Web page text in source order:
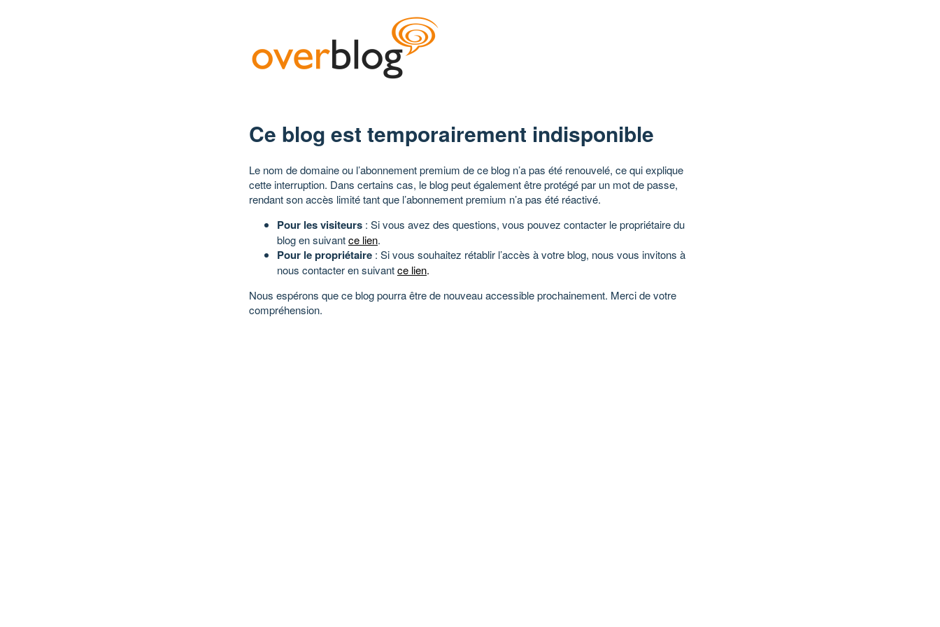
Ce blog est temporairement indisponible
Le nom de domaine ou l’abonnement premium de ce blog n’a pas été renouvelé, ce qui explique
cette interruption. Dans certains cas, le blog peut également être protégé par un mot de passe,
rendant son accès limité tant que l’abonnement premium n’a pas été réactivé.
Pour les visiteurs : Si vous avez des questions, vous pouvez contacter le propriétaire du
blog en suivantce lien.
Pour le propriétaire : Si vous souhaitez rétablir l’accès à votre blog, nous vous invitons à
nous contacter en suivantce lien.
Nous espérons que ce blog pourra être de nouveau accessible prochainement. Merci de votre
compréhension.